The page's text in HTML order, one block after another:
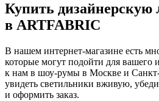
Купить дизайнерскую
в ARTFABRIC
В нашем интернет-магазине есть
которые могут подойти для вашего
к нам в шоу-румы в Москве и
увидеть светильники вживую,
и оформить заказ.